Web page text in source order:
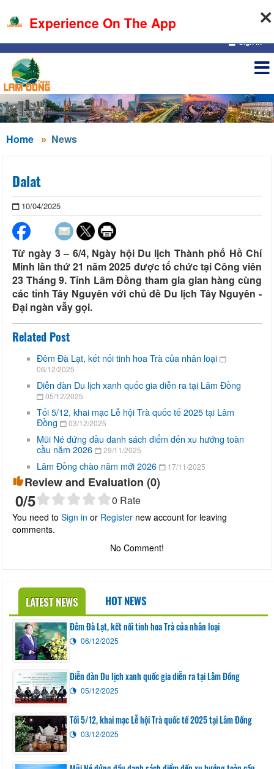
07-08-2026, 11:46:34
Sign in
Home News
Dalat
10/04/2025
Từ ngày 3 – 6/4, Ngày hội Du lịch Thành phố Hồ Chí
Minh lần thứ 21 năm 2025 được tổ chức tại Công viên
23 Tháng 9. Tỉnh Lâm Đồng tham gia gian hàng cùng
các tỉnh Tây Nguyên với chủ đề Du lịch Tây Nguyên -
Đại ngàn vẫy gọi.
Related Post
Đêm Đà Lạt, kết nối tinh hoa Trà của nhân loại
06/12/2025
Diễn đàn Du lịch xanh quốc gia diễn ra tại Lâm Đồng
05/12/2025
Tối 5/12, khai mạc Lễ hội Trà quốc tế 2025 tại Lâm
Đồng
03/12/2025
Mũi Né đứng đầu danh sách điểm đến xu hướng toàn
cầu năm 2026
29/11/2025
Lâm Đồng chào năm mới 2026 17/11/2025
Review and Evaluation (0)
0/5 0 Rate
You need to Sign in or Register new account for leaving
comments.
No Comment!
LATEST NEWS HOT NEWS
Đêm Đà Lạt, kết nối tinh hoa Trà của nhân loại
06/12/2025
Diễn đàn Du lịch xanh quốc gia diễn ra tại Lâm Đồng
05/12/2025
Tối 5/12, khai mạc Lễ hội Trà quốc tế 2025 tại Lâm Đồng
03/12/2025
Experience On The App